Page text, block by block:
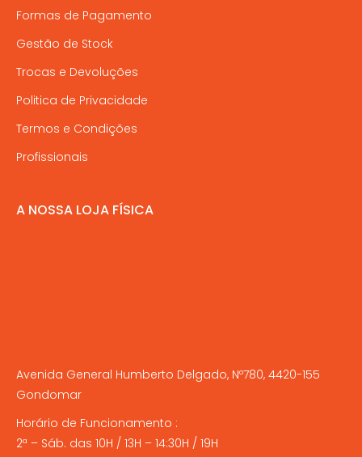
Formas de Pagamento
Gestão de Stock
Trocas e Devoluções
Politica de Privacidade
Termos e Condições
Profissionais
A NOSSA LOJA FÍSICA
Avenida General Humberto Delgado, Nº780, 4420-155
Gondomar
Horário de Funcionamento :
2ª – Sáb. das 10H / 13H – 14:30H / 19H